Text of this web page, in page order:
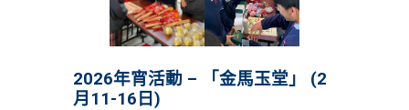
2026年宵活動 – 「金馬玉堂」 (2
月11-16日)